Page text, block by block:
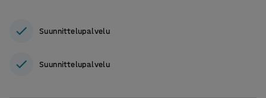
Suunnittelupalvelu
Suunnittelupalvelu